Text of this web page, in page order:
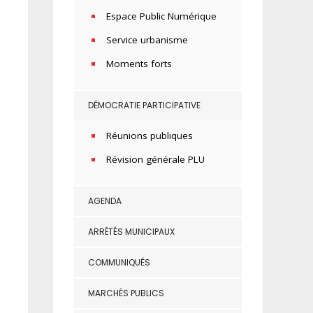
Espace Public Numérique
Service urbanisme
Moments forts
DÉMOCRATIE PARTICIPATIVE
Réunions publiques
Révision générale PLU
AGENDA
ARRÊTÉS MUNICIPAUX
COMMUNIQUÉS
MARCHÉS PUBLICS